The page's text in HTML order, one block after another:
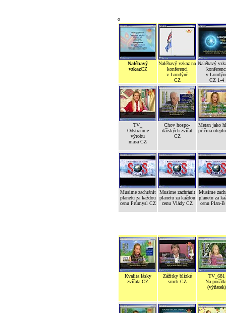
o
Naléhavý
vzkazCZ
Naléhavý vzkaz na
konferenci
v Londýně
CZ
Naléhavý
v
CZ 1-4
TV_
Odstraňme
výrobu
masa CZ
Chov hospo-
dářských zvířat
CZ
Metan jako
přičina
Musíme zachránit
planetu za každou
cenu Průmysl CZ
Musíme zachránit
planetu za každou
cenu Vlády CZ
Musíme
planetu za
cenu Plan-
Kvalita lásky
zvířata CZ
Zážitky blízké
smrti CZ
TV_681
Na
(výňatek)